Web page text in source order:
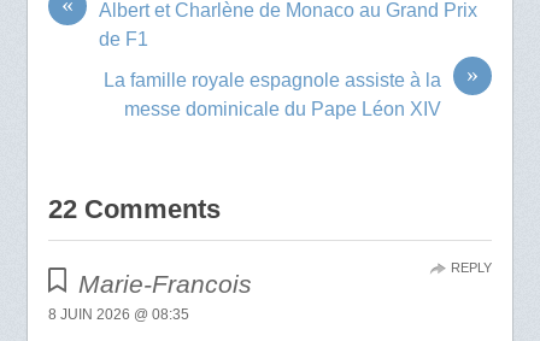
Albert et Charlène de Monaco au Grand Prix
de F1
»
La famille royale espagnole assiste à la
messe dominicale du Pape Léon XIV
22 Comments
Marie-Francois
8 JUIN 2026 @ 08:35
REPLY